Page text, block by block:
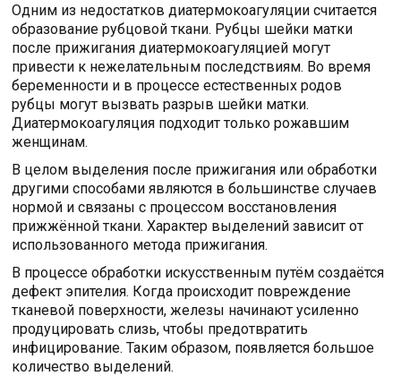
Одним из недостатков диатермокоагуляции считается
образование рубцовой ткани. Рубцы шейки матки
после прижигания диатермокоагуляцией могут
привести к нежелательным последствиям. Во время
беременности и в процессе естественных родов
рубцы могут вызвать разрыв шейки матки.
Диатермокоагуляция подходит только рожавшим
женщинам.
В целом выделения после прижигания или обработки
другими способами являются в большинстве случаев
нормой и связаны с процессом восстановления
прижжённой ткани. Характер выделений зависит от
использованного метода прижигания.
В процессе обработки искусственным путём создаётся
дефект эпителия. Когда происходит повреждение
тканевой поверхности, железы начинают усиленно
продуцировать слизь, чтобы предотвратить
инфицирование. Таким образом, появляется большое
количество выделений.